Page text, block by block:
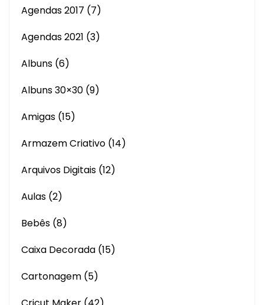
Agendas 2017 (7)
Agendas 2021 (3)
Albuns (6)
Albuns 30×30 (9)
Amigas (15)
Armazem Criativo (14)
Arquivos Digitais (12)
Aulas (2)
Bebês (8)
Caixa Decorada (15)
Cartonagem (5)